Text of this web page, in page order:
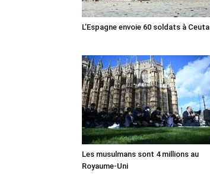
L’Espagne envoie 60 soldats à Ceuta
Les musulmans sont 4 millions au
Royaume-Uni